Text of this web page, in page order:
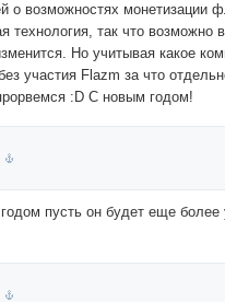
о возможностях монетизации
технология, так что
Но учитывая какое
участия Flazm за что
:D С новым годом!
пусть он будет еще